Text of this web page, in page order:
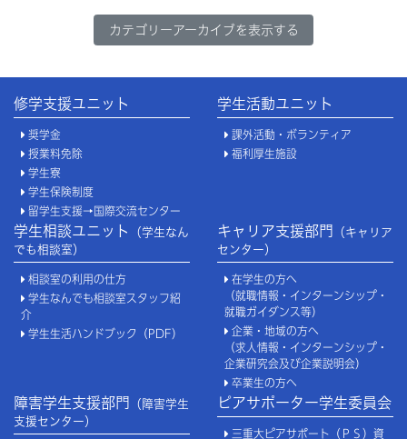
カテゴリーアーカイブを表示する
修学支援ユニット
奨学金
授業料免除
学生寮
学生保険制度
留学生支援→国際交流センター
学生活動ユニット
課外活動・ボランティア
福利厚生施設
学生相談ユニット
（学生なん
でも相談室）
相談室の利用の仕方
学生なんでも相談室スタッフ紹
介
学生生活ハンドブック（PDF）
キャリア支援部門
（キャリア
センター）
在学生の方へ
（就職情報・インターンシップ・
就職ガイダンス等）
企業・地域の方へ
（求人情報・インターンシップ・
企業研究会及び企業説明会）
卒業生の方へ
障害学生支援部門
（障害学生
支援センター）
ピアサポーター学生委員会
三重大ピアサポート（ＰＳ）資